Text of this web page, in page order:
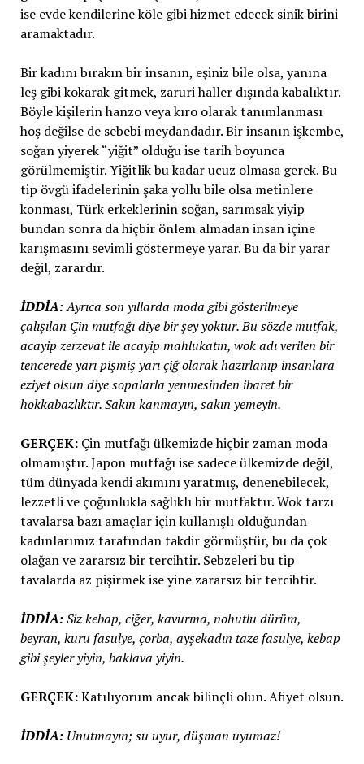
ise evde kendilerine köle gibi hizmet edecek sinik birini
aramaktadır.
Bir kadını bırakın bir insanın, eşiniz bile olsa, yanına
leş gibi kokarak gitmek, zaruri haller dışında kabalıktır.
Böyle kişilerin hanzo veya kıro olarak tanımlanması
hoş değilse de sebebi meydandadır. Bir insanın işkembe,
soğan yiyerek “yiğit” olduğu ise tarih boyunca
görülmemiştir. Yiğitlik bu kadar ucuz olmasa gerek. Bu
tip övgü ifadelerinin şaka yollu bile olsa metinlere
konması, Türk erkeklerinin soğan, sarımsak yiyip
bundan sonra da hiçbir önlem almadan insan içine
karışmasını sevimli göstermeye yarar. Bu da bir yarar
değil, zarardır.
İDDİA:Ayrıca son yıllarda moda gibi gösterilmeye
çalışılan Çin mutfağı diye bir şey yoktur. Bu sözde mutfak,
acayip zerzevat ile acayip mahlukatın, wok adı verilen bir
tencerede yarı pişmiş yarı çiğ olarak hazırlanıp insanlara
eziyet olsun diye sopalarla yenmesinden ibaret bir
hokkabazlıktır. Sakın kanmayın, sakın yemeyin.
GERÇEK:Çin mutfağı ülkemizde hiçbir zaman moda
olmamıştır. Japon mutfağı ise sadece ülkemizde değil,
tüm dünyada kendi akımını yaratmış, denenebilecek,
lezzetli ve çoğunlukla sağlıklı bir mutfaktır. Wok tarzı
tavalarsa bazı amaçlar için kullanışlı olduğundan
kadınlarımız tarafından takdir görmüştür, bu da çok
olağan ve zararsız bir tercihtir. Sebzeleri bu tip
tavalarda az pişirmek ise yine zararsız bir tercihtir.
İDDİA:Siz kebap, ciğer, kavurma, nohutlu dürüm,
beyran, kuru fasulye, çorba, ayşekadın taze fasulye, kebap
gibi şeyler yiyin, baklava yiyin.
GERÇEK:Katılıyorum ancak bilinçli olun. Afiyet olsun.
İDDİA:Unutmayın; su uyur, düşman uyumaz!